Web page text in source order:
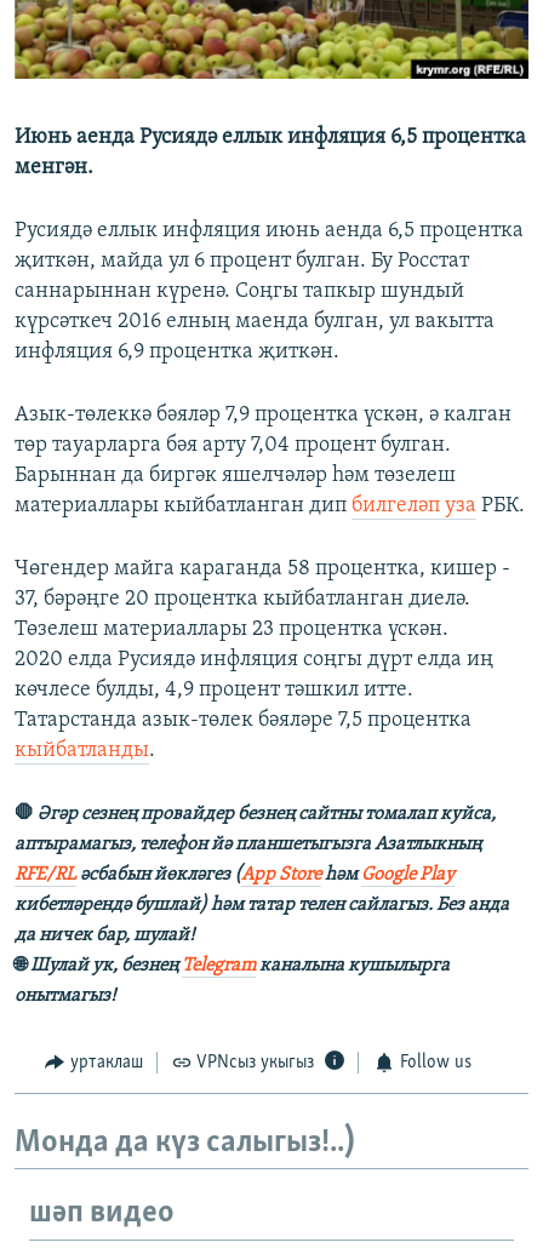
ДИНИ ТОРМЫШ
ПӘРӘВЕЗ
ӘЙДӘ ONLINE
IDEL.РЕАЛИИ
БЕЗГӘ КУШЫЛЫГЫЗ!
БАШКА ТЕЛЛӘРДӘ
Июнь аенда Русиядә еллык инфляция 6,5 процентка
менгән.
Русиядә еллык инфляция июнь аенда 6,5 процентка
җиткән, майда ул 6 процент булган. Бу Росстат
саннарыннан күренә. Соңгы тапкыр шундый
күрсәткеч 2016 елның маенда булган, ул вакытта
инфляция 6,9 процентка җиткән.
Азык-төлеккә бәяләр 7,9 процентка үскән, ә калган
төр тауарларга бәя арту 7,04 процент булган.
Барыннан да биргәк яшелчәләр һәм төзелеш
материаллары кыйбатланган дип билгеләп уза РБК.
Чөгендер майга караганда 58 процентка, кишер -
37, бәрәңге 20 процентка кыйбатланган диелә.
Төзелеш материаллары 23 процентка үскән.
2020 елда Русиядә инфляция соңгы дүрт елда иң
көчлесе булды, 4,9 процент тәшкил итте.
Татарстанда азык-төлек бәяләре 7,5 процентка
кыйбатланды.
🛑 Әгәр сезнең провайдер безнең сайтны томалап куйса,
аптырамагыз, телефон йә планшетыгызга Азатлыкның
RFE/RLәсбабын йөкләгез (App StoreһәмGoogle Play
кибетләрендә бушлай) һәм татар телен сайлагыз. Без анда
да ничек бар, шулай!
🌐Шулай ук, безнеңTelegramканалына кушылырга
онытмагыз!
уртаклаш VPNсыз укыгыз Follow us
Монда да күз салыгыз!..)
шәп видео